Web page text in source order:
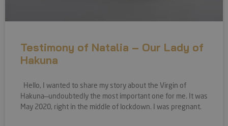
Testimony of Natalia – Our Lady of
Hakuna
Hello, I wanted to share my story about the Virgin of
Hakuna—undoubtedly the most important one for me. It was
May 2020, right in the middle of lockdown. I was pregnant.